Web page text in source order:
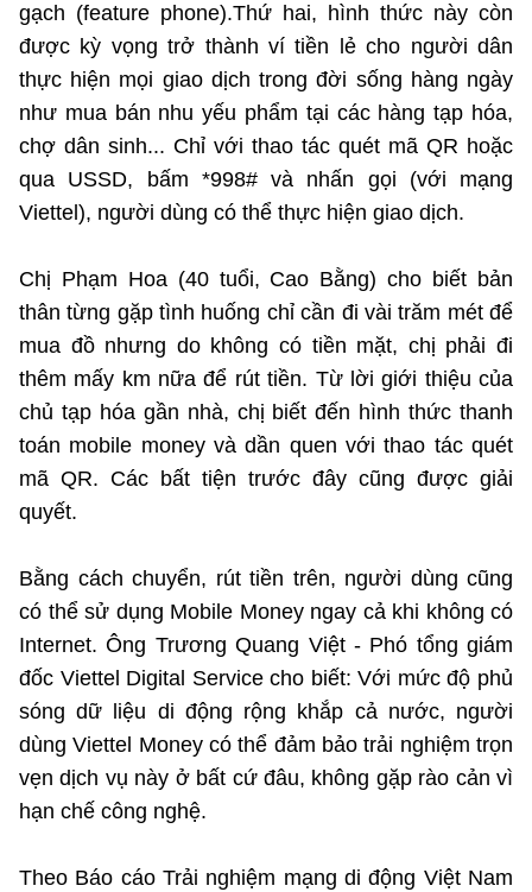
gạch (feature phone).Thứ hai, hình thức này còn
được kỳ vọng trở thành ví tiền lẻ cho người dân
thực hiện mọi giao dịch trong đời sống hàng ngày
như mua bán nhu yếu phẩm tại các hàng tạp hóa,
chợ dân sinh... Chỉ với thao tác quét mã QR hoặc
qua USSD, bấm *998# và nhấn gọi (với mạng
Viettel), người dùng có thể thực hiện giao dịch.
Chị Phạm Hoa (40 tuổi, Cao Bằng) cho biết bản
thân từng gặp tình huống chỉ cần đi vài trăm mét để
mua đồ nhưng do không có tiền mặt, chị phải đi
thêm mấy km nữa để rút tiền. Từ lời giới thiệu của
chủ tạp hóa gần nhà, chị biết đến hình thức thanh
toán mobile money và dần quen với thao tác quét
mã QR. Các bất tiện trước đây cũng được giải
quyết.
Bằng cách chuyển, rút tiền trên, người dùng cũng
có thể sử dụng Mobile Money ngay cả khi không có
Internet. Ông Trương Quang Việt - Phó tổng giám
đốc Viettel Digital Service cho biết: Với mức độ phủ
sóng dữ liệu di động rộng khắp cả nước, người
dùng Viettel Money có thể đảm bảo trải nghiệm trọn
vẹn dịch vụ này ở bất cứ đâu, không gặp rào cản vì
hạn chế công nghệ.
Theo Báo cáo Trải nghiệm mạng di động Việt Nam